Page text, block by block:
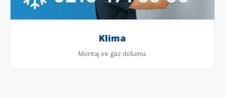
Klima
Montaj ve gaz dolumu.